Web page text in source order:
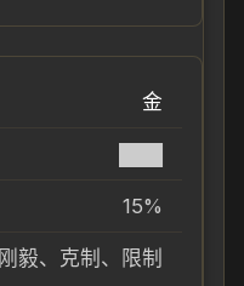
金
15%
刚毅、克制、限制